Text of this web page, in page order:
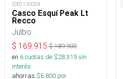
IDE0110009
Casco Esquí Peak Lt
Recco
Julbo
$ 169.915 $189.900
en 6cuotas de $28.319sin
interés
ahorras $6.800 por